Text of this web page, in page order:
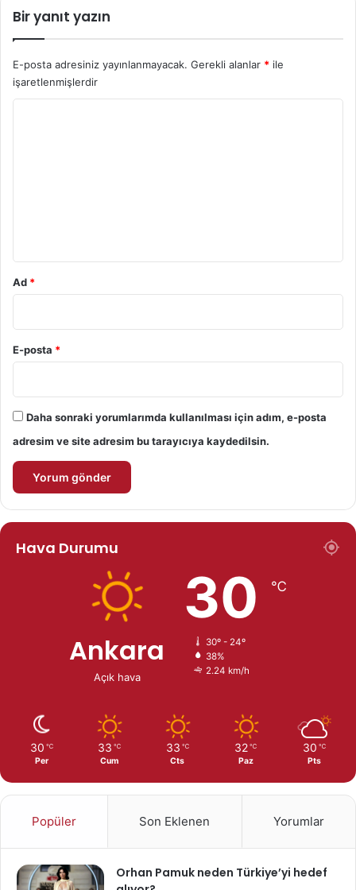
Bir yanıt yazın
E-posta adresiniz yayınlanmayacak. Gerekli alanlar * ile
işaretlenmişlerdir
Ad *
E-posta *
Daha sonraki yorumlarımda kullanılması için adım, e-posta
adresim ve site adresim bu tarayıcıya kaydedilsin.
Hava Durumu
Ankara
Açık hava
30 ℃
30º - 24º
38%
2.24 km/h
30 ℃
Per
33 ℃
Cum
33 ℃
Cts
32 ℃
Paz
30 ℃
Pts
Popüler Son Eklenen Yorumlar
Orhan Pamuk neden Türkiye’yi hedef